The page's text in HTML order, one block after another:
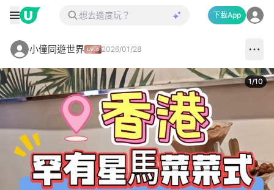
下載App
小僮同遊世界 2026/01/28
1/10